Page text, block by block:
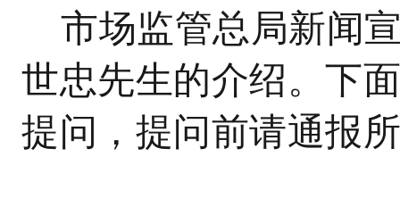
市场监管总局新闻
世忠先生的介绍。下
提问，提问前请通报